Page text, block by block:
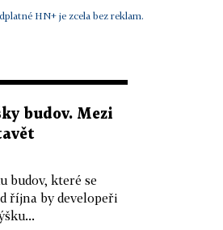
HN+ je zcela bez reklam.
budov. Mezi
budov, které se
října by developeři